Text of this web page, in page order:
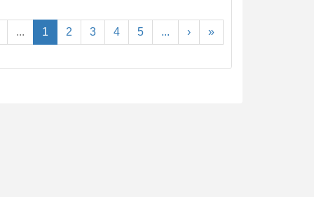
... 1 2 3 4 5 ... › »